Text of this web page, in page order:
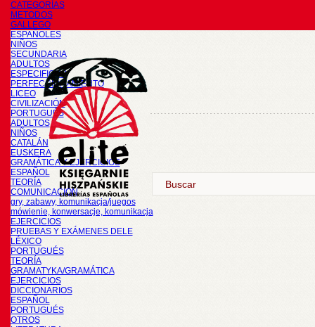
CATEGORÍAS
METODOS
GALLEGO
ESPAÑOLES
NIÑOS
SECUNDARIA
ADULTOS
ESPECIFICOS
PERFECCIONAMIENTO
LICEO
CIVILIZACIÓN
PORTUGUÉS
ADULTOS
NIÑOS
CATALÁN
EUSKERA
GRAMÁTICA Y EJERCICIOS
ESPAÑOL
TEORÍA
COMUNICACIÓN
gry, zabawy, komunikacja/juegos
mówienie, konwersacje, komunikacja
EJERCICIOS
PRUEBAS Y EXÁMENES DELE
LÉXICO
PORTUGUÉS
TEORÍA
GRAMATYKA/GRAMÁTICA
EJERCICIOS
DICCIONARIOS
ESPAÑOL
PORTUGUÉS
OTROS